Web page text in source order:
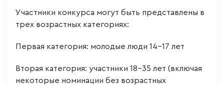
Участники конкурса могут быть представлены в
трех возрастных категориях:
Первая категория: молодые люди 14-17 лет
Вторая категория: участники 18-35 лет (включая
некоторые номинации без возрастных